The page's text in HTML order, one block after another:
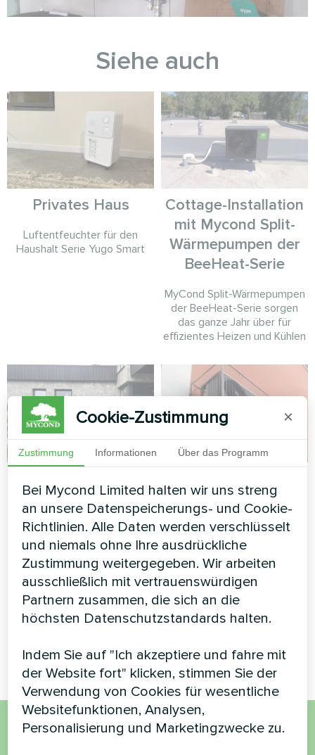
Siehe auch
Privates Haus
Luftentfeuchter für den
Haushalt Serie Yugo Smart
Cottage-Installation
mit Mycond Split-
Wärmepumpen der
BeeHeat-Serie
MyCond Split-Wärmepumpen
der BeeHeat-Serie sorgen
das ganze Jahr über für
effizientes Heizen und Kühlen
Privathaus mit
Mycond BeeThermic
Monoblock-
Wärmepumpe
Hochleistungs-BeeThermic-
Monoblock-Wärmepumpe, die
eine effiziente Klimakontrolle
Split-Wärmepumpe Serie Artic
Home Basic
Cookie-Zustimmung ×
Zustimmung Informationen Über das Programm
Bei Mycond Limited halten wir uns streng
an unsere Datenspeicherungs- und Cookie-
Richtlinien. Alle Daten werden verschlüsselt
und niemals ohne Ihre ausdrückliche
Zustimmung weitergegeben. Wir arbeiten
ausschließlich mit vertrauenswürdigen
Partnern zusammen, die sich an die
höchsten Datenschutzstandards halten.
Indem Sie auf "Ich akzeptiere und fahre mit
der Website fort" klicken, stimmen Sie der
Verwendung von Cookies für wesentliche
Websitefunktionen, Analysen,
Personalisierung und Marketingzwecke zu.